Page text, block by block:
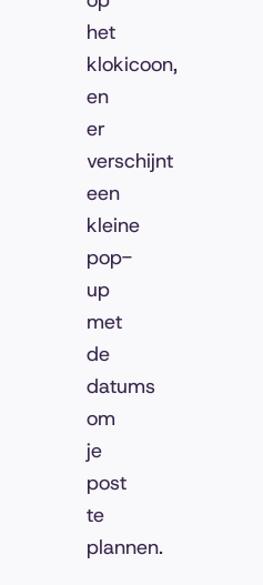
het
klokicoon,
en
er
verschijnt
een
kleine
pop-
up
met
de
datums
om
je
post
te
plannen.